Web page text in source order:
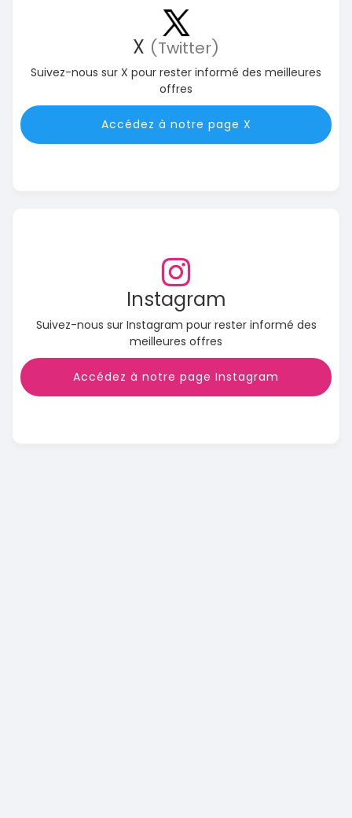
X (Twitter)
Suivez-nous sur X pour rester informé des meilleures
offres
Accédez à notre page X
Instagram
Suivez-nous sur Instagram pour rester informé des
meilleures offres
Accédez à notre page Instagram